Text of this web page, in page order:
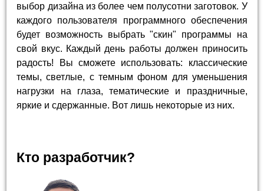
выбор дизайна из более чем полусотни заготовок. У
каждого пользователя программного обеспечения
будет возможность выбрать "скин" программы на
свой вкус. Каждый день работы должен приносить
радость! Вы сможете использовать: классические
темы, светлые, с темным фоном для уменьшения
нагрузки на глаза, тематические и праздничные,
яркие и сдержанные. Вот лишь некоторые из них.
Кто разработчик?